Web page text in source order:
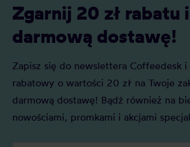
Zgarnij 20 zł rabatu i
darmową dostawę!
Zapisz się do newslettera Coffeedesk i
rabatowy o wartości 20 zł na Twoje
darmową dostawę! Bądź również na
nowościami, promkami i akcjami